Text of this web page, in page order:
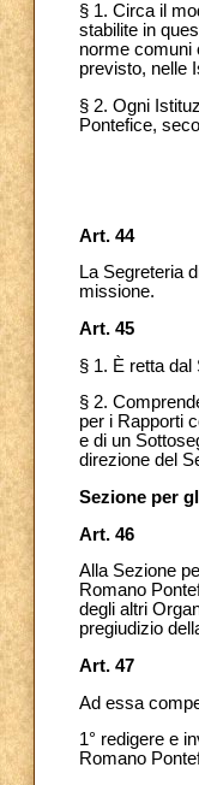
§ 1. Circa il
stabilite in
norme comuni
previsto, nelle
§ 2. Ogni
Pontefice,
Art. 44
La Segreteria
missione.
Art. 45
§ 1. È retta dal
§ 2.
per i Rapporti
e di un
direzione del
Sezione per
Art. 46
Alla Sezione
Romano
degli altri
pregiudizio
Art. 47
Ad essa
1° redigere e
Romano